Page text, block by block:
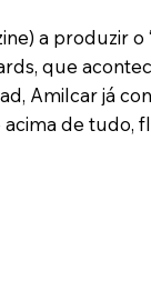
a produzir o
que
Amilcar já
de tudo,